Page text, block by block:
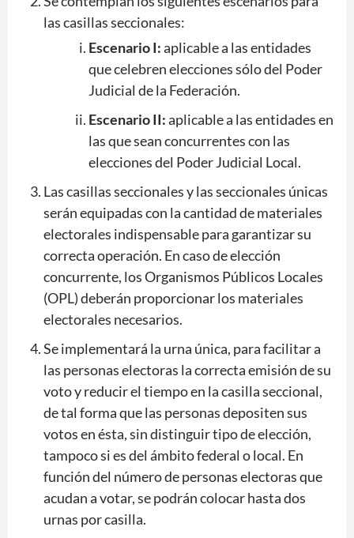
las casillas seccionales:
Escenario I:aplicable a las entidades
que celebren elecciones sólo del Poder
Judicial de la Federación.
Escenario II:aplicable a las entidades en
las que sean concurrentes con las
elecciones del Poder Judicial Local.
Las casillas seccionales y las seccionales únicas
serán equipadas con la cantidad de materiales
electorales indispensable para garantizar su
correcta operación. En caso de elección
concurrente, los Organismos Públicos Locales
(OPL) deberán proporcionar los materiales
electorales necesarios.
Se implementará la urna única, para facilitar a
las personas electoras la correcta emisión de su
voto y reducir el tiempo en la casilla seccional,
de tal forma que las personas depositen sus
votos en ésta, sin distinguir tipo de elección,
tampoco si es del ámbito federal o local. En
función del número de personas electoras que
acudan a votar, se podrán colocar hasta dos
urnas por casilla.